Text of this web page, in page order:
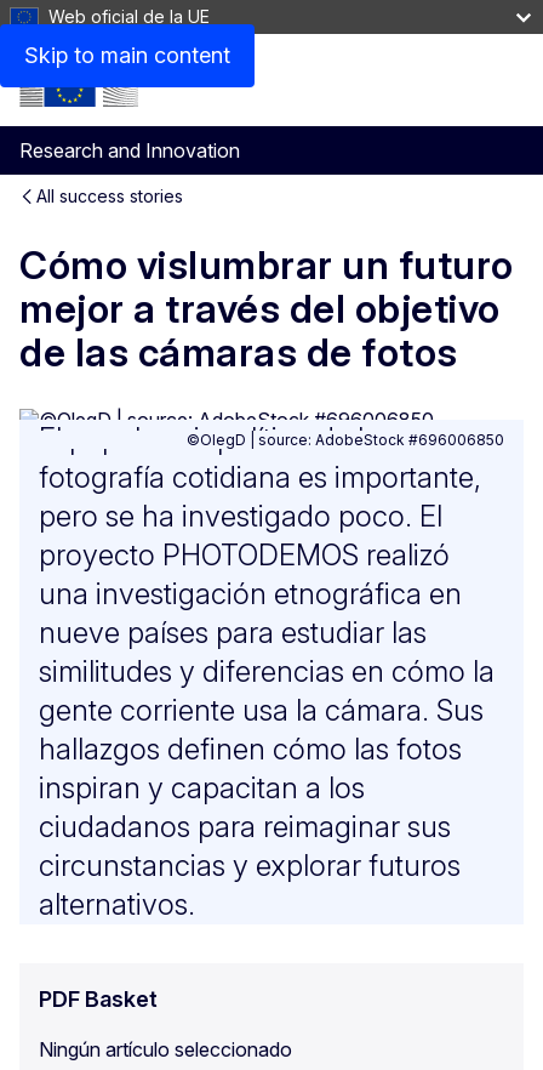
Skip to main content
Web oficial de la UE
Research and Innovation
All success stories
Cómo vislumbrar un futuro
mejor a través del objetivo
de las cámaras de fotos
©OlegD | source: AdobeStock #696006850
El papel sociopolítico de la
fotografía cotidiana es importante,
pero se ha investigado poco. El
proyecto PHOTODEMOS realizó
una investigación etnográfica en
nueve países para estudiar las
similitudes y diferencias en cómo la
gente corriente usa la cámara. Sus
hallazgos definen cómo las fotos
inspiran y capacitan a los
ciudadanos para reimaginar sus
circunstancias y explorar futuros
alternativos.
PDF Basket
Ningún artículo seleccionado